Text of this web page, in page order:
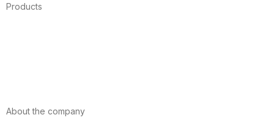
Products
About the company